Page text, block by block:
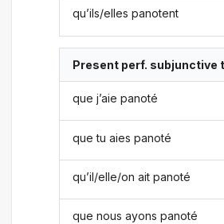
qu’ils/elles panotent
Present perf. subjunctive
que j’aie panoté
que tu aies panoté
qu’il/elle/on ait panoté
que nous ayons panoté